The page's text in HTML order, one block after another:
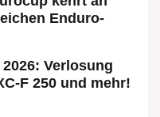
Enduro-
Verlosung
F 250 und mehr!